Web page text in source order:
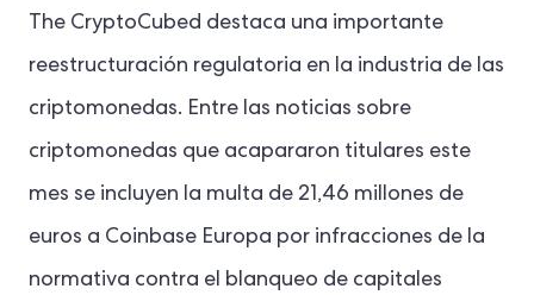
The CryptoCubed destaca una importante
reestructuración regulatoria en la industria de las
criptomonedas. Entre las noticias sobre
criptomonedas que acapararon titulares este
mes se incluyen la multa de 21,46 millones de
euros a Coinbase Europa por infracciones de la
normativa contra el blanqueo de capitales